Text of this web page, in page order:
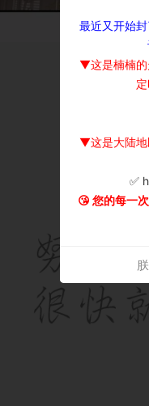
最近又开始
▼这是楠楠的
▼这是大陆地
✅
😘 您的每一